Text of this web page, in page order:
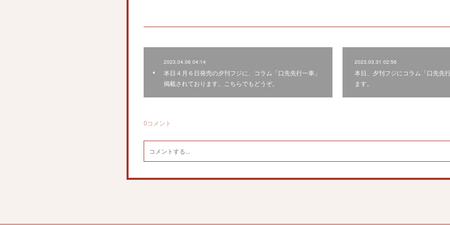
2023.04.06 04:14
本日４月６日発売の夕刊フジに、コラム「口先先行一車」
掲載されております。こちらでもどうぞ。
2023.03.31 02:56
本日、夕刊フジにコラム「口先先
ます。
0コメント